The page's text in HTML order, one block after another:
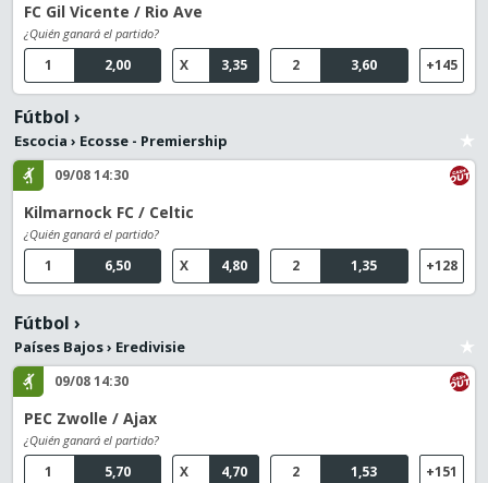
FC Gil Vicente / Rio Ave
¿Quién ganará el partido?
2,00
1 3,35
X 3,60
2 +145
Fútbol ›
Escocia › Ecosse - Premiership
09/08 14:30
Kilmarnock FC / Celtic
¿Quién ganará el partido?
6,50
1 4,80
X 1,35
2 +128
Fútbol ›
Países Bajos› Eredivisie
09/08 14:30
PEC Zwolle / Ajax
¿Quién ganará el partido?
5,70
1 4,70
X 1,53
2 +151